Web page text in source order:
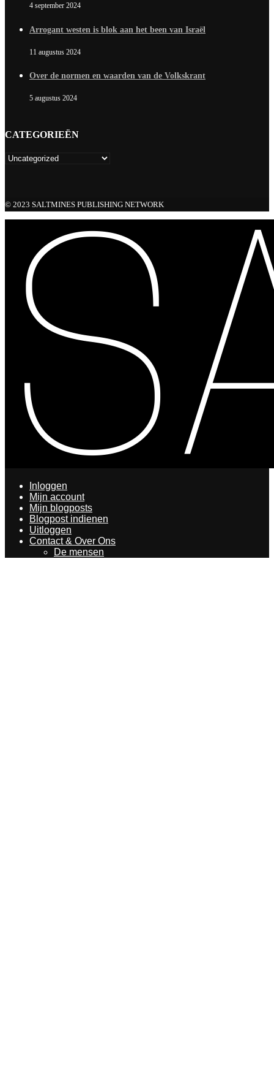
4 september 2024
Arrogant westen is blok aan het been van Israël
11 augustus 2024
Over de normen en waarden van de Volkskrant
5 augustus 2024
CATEGORIEËN
© 2023 SALTMINES PUBLISHING NETWORK
Inloggen
Mijn account
Mijn blogposts
Blogpost indienen
Uitloggen
Contact & Over Ons
De mensen